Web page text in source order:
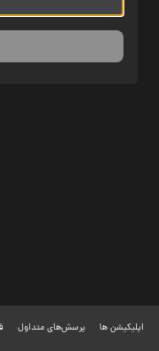
اپلیکیشن ها پرسش‌های متداول